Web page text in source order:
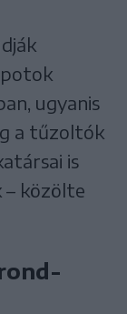
ugyanis
a tűzoltók
is
– közölte